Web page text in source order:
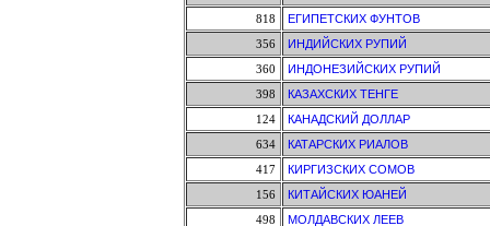
818
ЕГИПЕТСКИХ ФУНТОВ
356
ИНДИЙСКИХ РУПИЙ
360
ИНДОНЕЗИЙСКИХ РУПИЙ
398
КАЗАХСКИХ ТЕНГЕ
124
КАНАДСКИЙ ДОЛЛАР
634
КАТАРСКИХ РИАЛОВ
417
КИРГИЗСКИХ СОМОВ
156
КИТАЙСКИХ ЮАНЕЙ
498
МОЛДАВСКИХ ЛЕЕВ